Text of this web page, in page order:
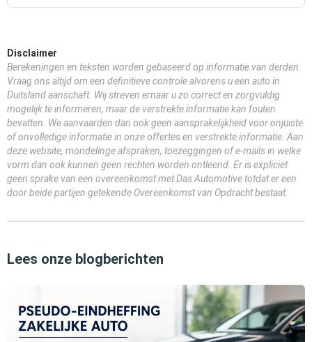
Disclaimer
Berekeningen en teksten worden gebaseerd op informatie van derden.
Vraag ons altijd om een definitieve controle alvorens u een auto in
Duitsland aanschaft. Wij streven ernaar u zo correct en zorgvuldig
mogelijk te informeren, maar de verstrekte informatie kan fouten
bevatten. We aanvaarden dan ook geen aansprakelijkheid voor onjuiste
of onvolledige informatie in onze offertes en verstrekte informatie. Aan
deze website, mondelinge afspraken, toezeggingen of e-mails in welke
vorm dan ook kunnen geen rechten worden ontleend. Er is expliciet
geen sprake van een overeenkomst met Das Automotive totdat er een
door beide partijen getekende Overeenkomst van Opdracht bestaat.
Lees onze blogberichten